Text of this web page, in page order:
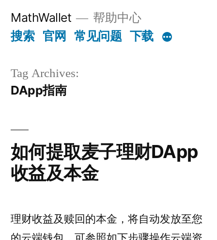
content
MathWallet 帮助中心
搜索 官网 常见问题 下载
Tag Archives:
DApp指南
如何提取麦子理财DApp
收益及本金
理财收益及赎回的本金，将自动发放至您